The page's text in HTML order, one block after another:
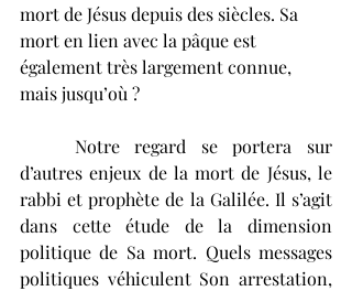
mort de Jésus depuis des siècles. Sa
mort en lien avec la pâque est
également très largement connue,
mais jusqu’où ?
d’autres enjeux de la mort de Jésus, le
rabbi et prophète de la Galilée. Il s’agit
dans cette étude de la dimension
politique de Sa mort. Quels messages
politiques véhiculent Son arrestation,